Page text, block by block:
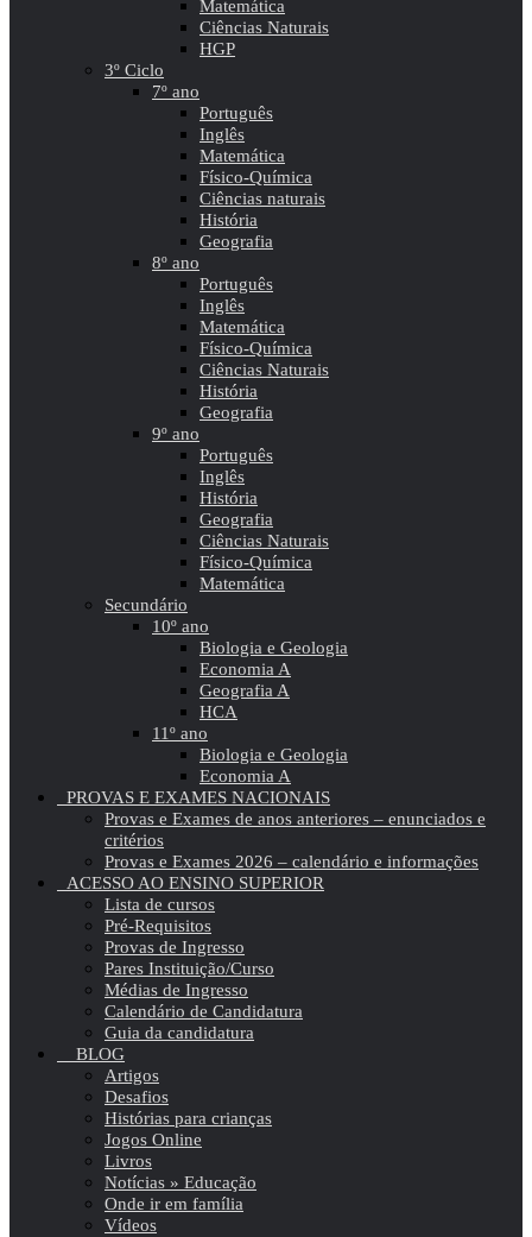
Matemática
Ciências Naturais
HGP
3º Ciclo
7º ano
Português
Inglês
Matemática
Físico-Química
Ciências naturais
História
Geografia
8º ano
Português
Inglês
Matemática
Físico-Química
Ciências Naturais
História
Geografia
9º ano
Português
Inglês
História
Geografia
Ciências Naturais
Físico-Química
Matemática
Secundário
10º ano
Biologia e Geologia
Economia A
Geografia A
HCA
11º ano
Biologia e Geologia
Economia A
PROVAS E EXAMES NACIONAIS
Provas e Exames de anos anteriores – enunciados e
critérios
Provas e Exames 2026 – calendário e informações
ACESSO AO ENSINO SUPERIOR
Lista de cursos
Pré-Requisitos
Provas de Ingresso
Pares Instituição/Curso
Médias de Ingresso
Calendário de Candidatura
Guia da candidatura
BLOG
Artigos
Desafios
Histórias para crianças
Jogos Online
Livros
Notícias » Educação
Onde ir em família
Vídeos